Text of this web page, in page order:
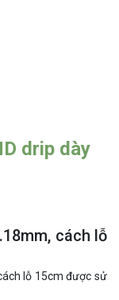
drip dày
cách lỗ
lỗ 15cm được sử